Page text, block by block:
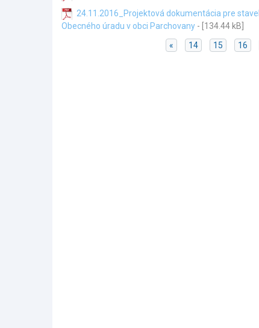
24.11.2016_Projektová dokumentácia pre
Obecného úradu v obci Parchovany - [134.44 kB]
«
14 15 16